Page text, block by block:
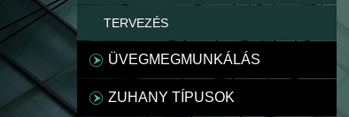
TERVEZÉS
ÜVEGMEGMUNKÁLÁS
ZUHANY TÍPUSOK